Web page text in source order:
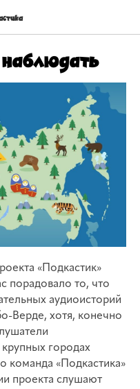
«Подкастик»
порадовало то, что
аудиоисторий
Верде, хотя, конечно
городах
команда «Подкастика»
проекта слушают